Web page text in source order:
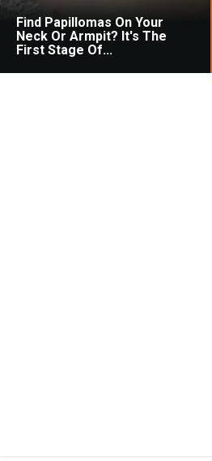
Find Papillomas On Your
Neck Or Armpit? It's The
First Stage Of...